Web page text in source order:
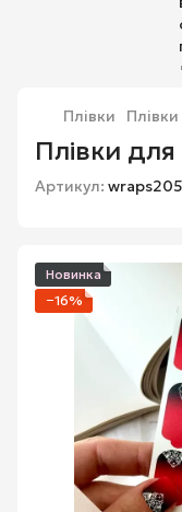
Плівки
Плівки
Артикул: wraps205
Новинка
−16%